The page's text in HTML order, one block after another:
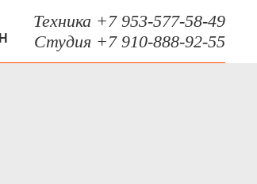
Техника +7 953-577-58-49
Студия +7 910-888-92-55